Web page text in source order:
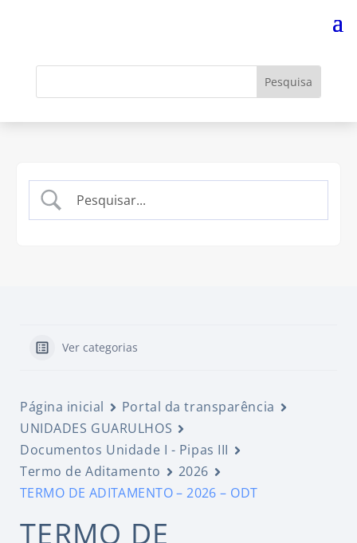
Ver categorias
Página inicial
Portal da transparência
UNIDADES GUARULHOS
Documentos Unidade I - Pipas III
Termo de Aditamento
2026
TERMO DE ADITAMENTO – 2026 – ODT
TERMO DE